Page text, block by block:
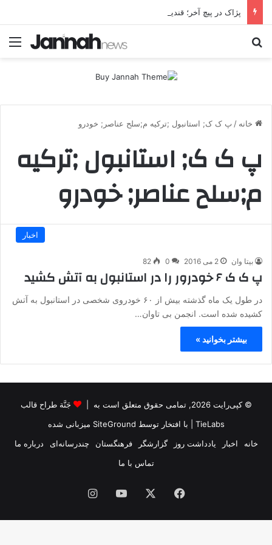
خانه / پ ک ک; استانبول ;ترکیه م;سلح عناصر; خودرو
پ ک ک; استانبول ;ترکیه
م;سلح عناصر; خودرو
اخبار
بیتا وان 2 می 2016 0
82
پ ک ک ۶ خودرور را در استانبول به آتش کشید
در طول یک ماه گذشته بیش از ۶۰ خودروی شخصی در استانبول به آتش
کشیده شده است. انجمن بی تاوان…
بیشتر بخوانید »
© کپی‌رایت 2026, تمامی حقوق متعلق است به |
جَنَّة طراح قالب
TieLabs | با افتخار توسط SiteGround میزبانی شده
خانه
اخبار یادداشت روز گزارشگر فرهنگستان چندرسانه‌ای
درباره ما
تماس با ما
فیس
بوک
یوتیوب